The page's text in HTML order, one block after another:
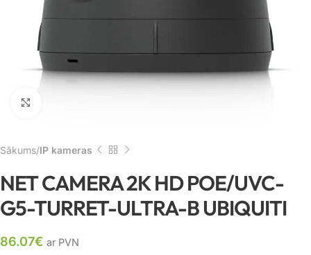
Sākums IP kameras
NET CAMERA 2K HD POE/UVC-
G5-TURRET-ULTRA-B UBIQUITI
86.07€ ar PVN